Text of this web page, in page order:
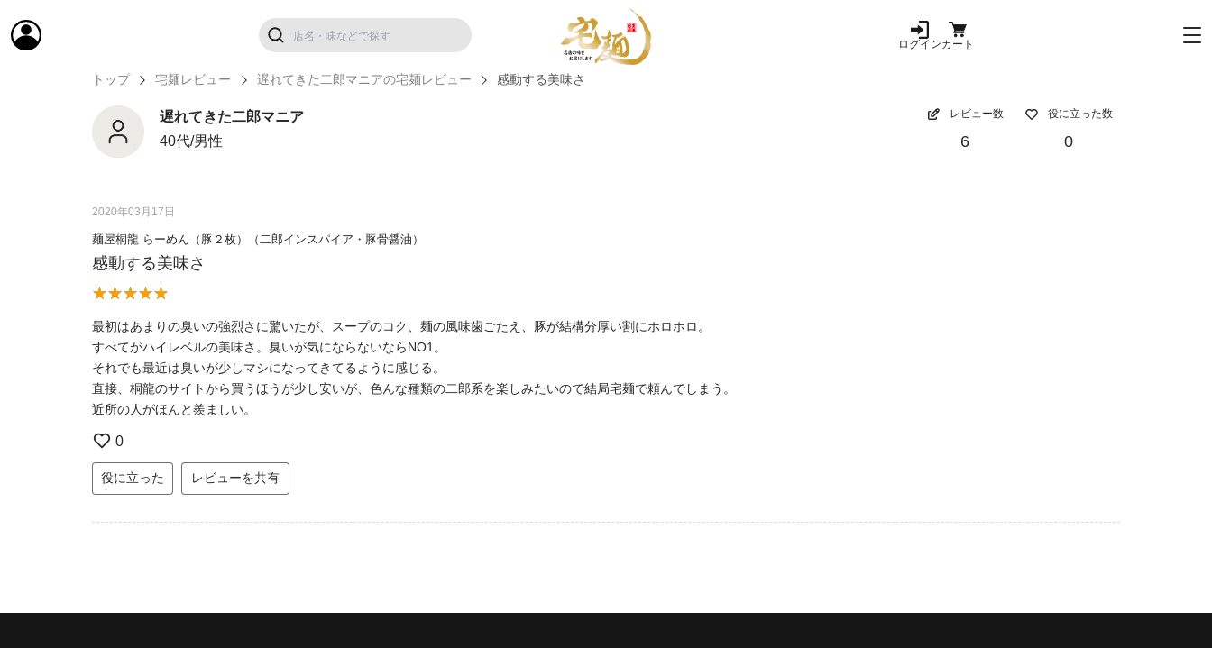
ログインカート
トップ 宅麺レビュー 遅れてきた二郎マニアの宅麺レビュー 感動する美味さ
遅れてきた二郎マニア
40代/男性
レビュー数
6
役に立った数
0
2020年03月17日
麺屋桐龍 らーめん（豚２枚）（二郎インスパイア・豚骨醤油）
感動する美味さ
最初はあまりの臭いの強烈さに驚いたが、スープのコク、麺の風味歯ごたえ、豚が結構分厚い割にホロホロ。
すべてがハイレベルの美味さ。臭いが気にならないならNO1。
それでも最近は臭いが少しマシになってきてるように感じる。
直接、桐龍のサイトから買うほうが少し安いが、色んな種類の二郎系を楽しみたいので結局宅麺で頼んでしまう。
近所の人がほんと羨ましい。
0
役に立った レビューを共有